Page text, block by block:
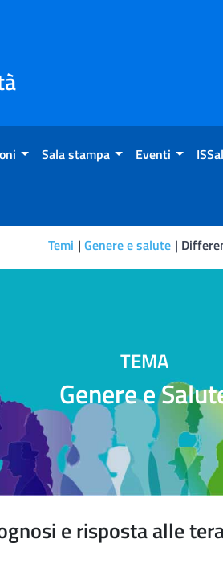
Sala stampa Eventi
Temi Genere e salute
TEMA
Genere e